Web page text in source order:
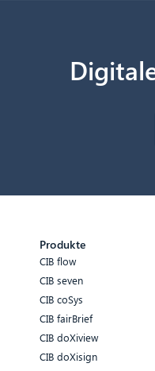
Produkte
CIB flow
CIB seven
CIB coSys
CIB fairBrief
CIB doXiview
CIB doXisign